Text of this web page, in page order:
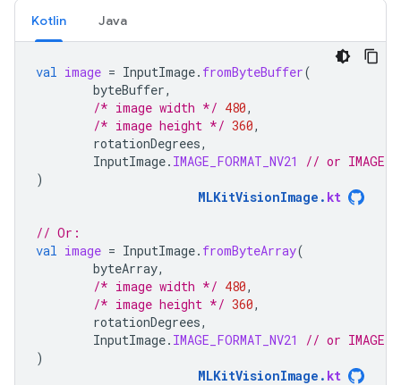
Kotlin Java
val image = InputImage. fromByteBuffer(
byteBuffer,
/* image width */ 480,
/* image height */ 360,
rotationDegrees,
InputImage. IMAGE_FORMAT_NV21
// or
)
MLKitVisionImage . kt
// Or:
val image = InputImage. fromByteArray(
byteArray,
/* image width */ 480,
/* image height */ 360,
rotationDegrees,
InputImage. IMAGE_FORMAT_NV21
// or
)
MLKitVisionImage . kt